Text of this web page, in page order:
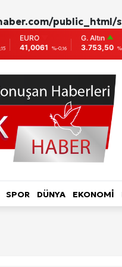
public_html/
EURO
41,0061 %-0,16
G. Altın
3.753,50 %0,62
SPOR DÜNYA EKONOMİ
YAŞAM KADIN